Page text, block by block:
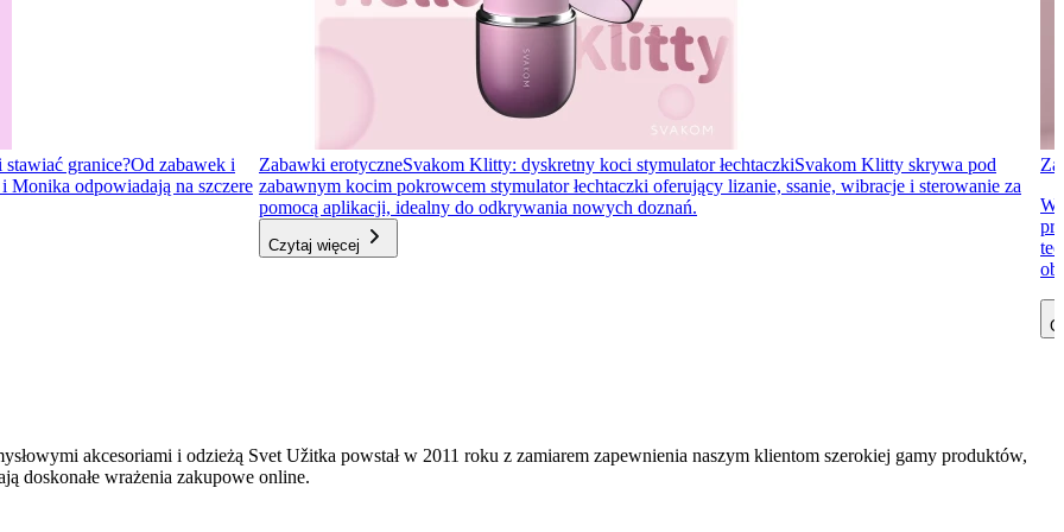
granice?Od zabawek i
Monika odpowiadają na szczere
Zabawki erotyczneSvakom Klitty: dyskretny koci stymulator łechtaczkiSvakom Klitty skrywa pod
zabawnym kocim pokrowcem stymulator łechtaczki oferujący lizanie, ssanie, wibracje i sterowanie za
pomocą aplikacji, idealny do odkrywania nowych doznań.
Czytaj więcej
akcesoriami i odzieżą Svet Užitka powstał w 2011 roku z zamiarem zapewnienia naszym klientom szerokiej gamy produktów,
doskonałe wrażenia zakupowe online.